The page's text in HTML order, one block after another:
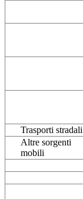
Trasporti stradali
Altre sorgenti
mobili